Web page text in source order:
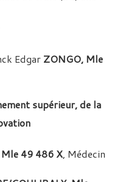
Edgar ZONGO, Mle
supérieur, de la
49 486 X, Médecin